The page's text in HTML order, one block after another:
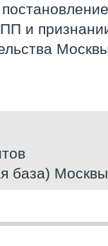
и
база) Москвы